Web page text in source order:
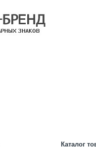
Каталог